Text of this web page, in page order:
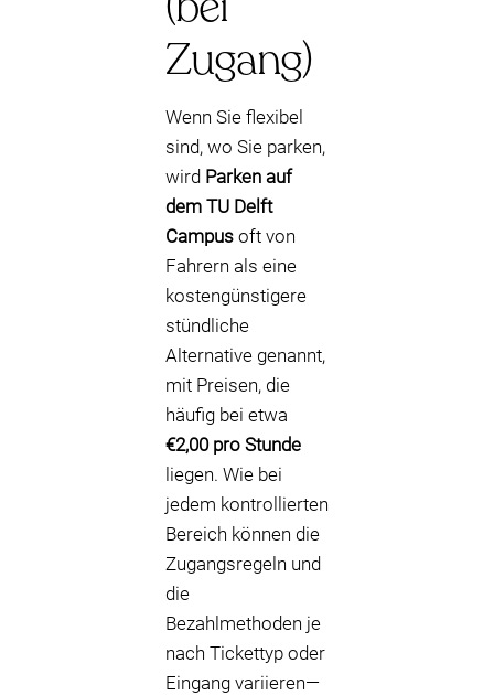
Zugang)
Wenn Sie flexibel
sind, wo Sie parken,
wird Parken auf
dem TU Delft
Campus oft von
Fahrern als eine
kostengünstigere
stündliche
Alternative genannt,
mit Preisen, die
häufig bei etwa
€2,00 pro Stunde
liegen. Wie bei
jedem kontrollierten
Bereich können die
Zugangsregeln und
die
Bezahlmethoden je
nach Tickettyp oder
Eingang variieren—